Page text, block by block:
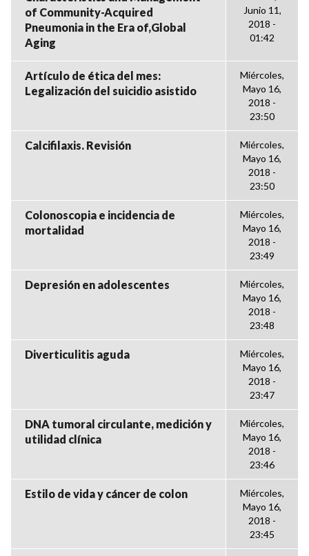
of Community-Acquired
Pneumonia in the Era of,Global
Aging
Junio 11,
2018 -
01:42
Artículo de ética del mes:
Legalización del suicidio asistido
Miércoles,
Mayo 16,
2018 -
23:50
Calcifilaxis. Revisión
Miércoles,
Mayo 16,
2018 -
23:50
Colonoscopia e incidencia de
mortalidad
Miércoles,
Mayo 16,
2018 -
23:49
Depresión en adolescentes
Miércoles,
Mayo 16,
2018 -
23:48
Diverticulitis aguda
Miércoles,
Mayo 16,
2018 -
23:47
DNA tumoral circulante, medición y
utilidad clínica
Miércoles,
Mayo 16,
2018 -
23:46
Estilo de vida y cáncer de colon
Miércoles,
Mayo 16,
2018 -
23:45